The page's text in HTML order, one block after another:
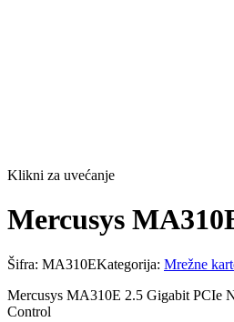
Klikni za uvećanje
Mercusys
Šifra: MA310EKategorija: Mrežne
Mercusys MA310E 2.5 Gigabit PCIe
Control